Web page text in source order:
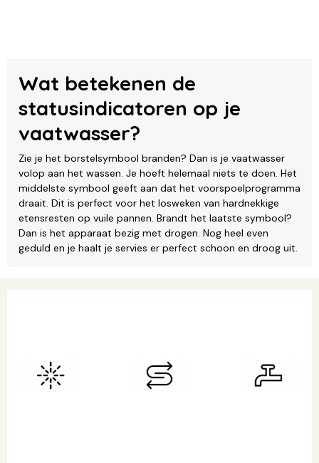
Wat betekenen de
statusindicatoren op je
vaatwasser?
Zie je het borstelsymbool branden? Dan is je vaatwasser
volop aan het wassen. Je hoeft helemaal niets te doen. Het
middelste symbool geeft aan dat het voorspoelprogramma
draait. Dit is perfect voor het losweken van hardnekkige
etensresten op vuile pannen. Brandt het laatste symbool?
Dan is het apparaat bezig met drogen. Nog heel even
geduld en je haalt je servies er perfect schoon en droog uit.